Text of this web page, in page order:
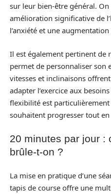
sur leur bien-être général.
amélioration significative de
l’anxiété et une
Il est également pertinent de
permet de personnaliser son
vitesses et inclinaisons
adapter l’exercice aux
flexibilité est
souhaitent progresser tout
20 minutes par jour :
brûle-t-on ?
La mise en pratique d’une
tapis de course offre une